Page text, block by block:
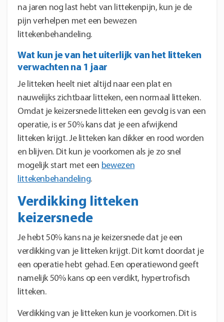
na jaren nog last hebt van littekenpijn, kun je de
pijn verhelpen met een bewezen
littekenbehandeling.
Wat kun je van het uiterlijk van het litteken
verwachten na 1 jaar
Je litteken heelt niet altijd naar een plat en
nauwelijks zichtbaar litteken, een normaal litteken.
Omdat je keizersnede litteken een gevolg is van een
operatie, is er 50% kans dat je een afwijkend
litteken krijgt. Je litteken kan dikker en rood worden
en blijven. Dit kun je voorkomen als je zo snel
mogelijk start met een bewezen
littekenbehandeling.
Verdikking litteken
keizersnede
Je hebt 50% kans na je keizersnede dat je een
verdikking van je litteken krijgt. Dit komt doordat je
een operatie hebt gehad. Een operatiewond geeft
namelijk 50% kans op een verdikt, hypertrofisch
litteken.
Verdikking van je litteken kun je voorkomen. Dit is